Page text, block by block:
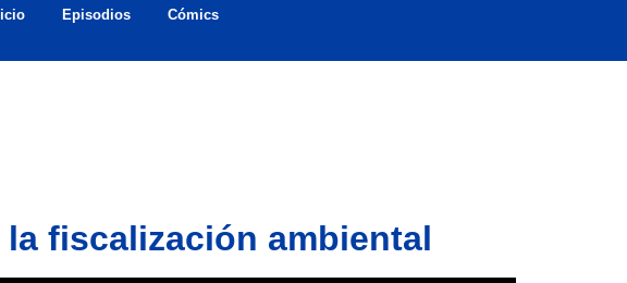
Episodios Cómics
fiscalización ambiental